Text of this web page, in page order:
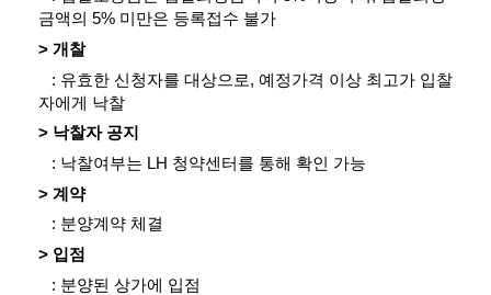
금액의 5% 미만은 등록접수 불가
> 개찰
: 유효한 신청자를 대상으로, 예정가격 이상 최고가 입찰
자에게 낙찰
> 낙찰자 공지
: 낙찰여부는 LH 청약센터를 통해 확인 가능
> 계약
: 분양계약 체결
> 입점
: 분양된 상가에 입점